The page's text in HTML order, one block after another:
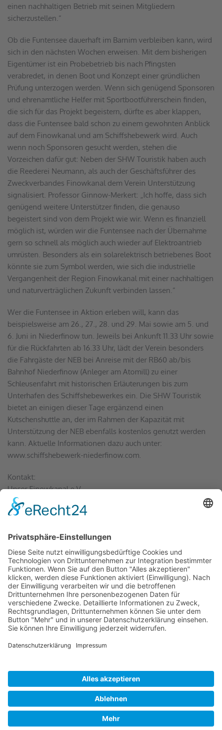
einen nachhaltigen Betrieb mit seinen Mitgliedern
sicherzustellen.“
Ob die Funtensee dauerhaft im Barnim verbleiben kann, wird
sich in den nächsten Wochen erweisen. Mit dem bisherigen
Eigentümer ist ein Probebetrieb bis nach Pfingsten
verabredet, in denen Boot und Konzept einer gründlichen
Prüfung unterzogen werden. Wenn sich genügend Sponsoren
und ehrenamtliche Helfer mit Sportbootführerschein finden,
die sich für das Projekt begeistern, dürfte es aber klappen,
dass die Funtensee bald schon zu einem gewohnten Anblick
auf dem Finowkanal und am Schiffshebewerk wird. Auch
wenn noch Sponsoren gesucht werden, stehen die
Vorzeichen dafür gut: Neben der SHW Touristik haben auch
die Reederei Neumann, als auch der Geschäftsführer des
Zweckverbandes Finowkanal dem Verein Unterstützung
signalisiert. Professor Ginnow-Merkert: „Ich hoffe, dass sich
genügend weitere Unterstützer finden, die genauso
begeistert sind von dem Projekt wie wir. Wenn es finanziell
möglich ist, würden wir die Funtensee nach der Übernahme
gern so schnell als möglich auch wieder auf Elektroantrieb
umrüsten. Besonders als ein solarelektrisch betriebenes Boot
könnte sie zum Symbol werden, wie sich die industrielle
Vergangenheit der Region Finowkanal mit einer nachhaltigen
und naturverträglichen Zukunft verbinden lassen.“
Wer die Funtensee in Aktion erleben will, kann das
beispielsweise am 26., 27., 28. und 29. Mai sowie am 5. und
6. Juni in Niederfinow tun. Jeweils bei Ankunft 11.33 Uhr sowie
für die Rückfahrten ab 16.33 Uhr, lädt der Verein besonders
die Fahrgäste der NEB bei Anreise mit der RB60 ab/bis
Bahnhof Niederfinow (Anleger am Atomill) zu einer
Schleusenfahrt mit historischen Erläuterungen bis zum
Unterhafen des Schiffshebewerkes ein. Die SHW Touristik
bietet an einigen dieser Tage ergänzend einen
Kutschenshuttle an, der im Rahmen der Kapazität mit
Unterstützung der NEB ebenfalls kostenlos genutzt werden
www.schiffshebewerk-niederfinow.com.
Kontakt:
Unser Finowkanal e.V.
Krafthaus
Lieper Schleuse 6
Email: info@unser-finowkanal.de
Telefon: 033362 713 77
© 2026 | Unser Finowkanal e.V.
Impressum Datenschutzerklärung